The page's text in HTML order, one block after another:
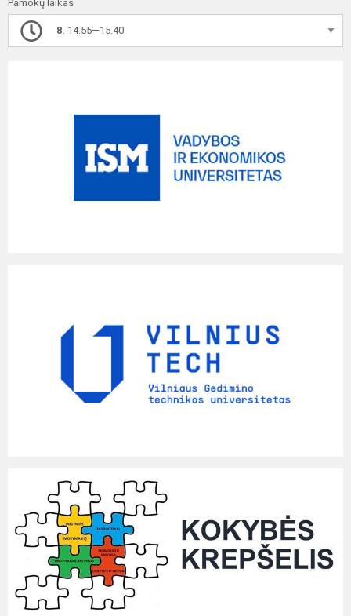
Pamokų laikas
8. 14.55—15.40